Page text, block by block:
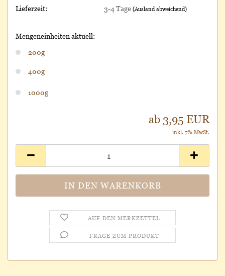
Lieferzeit:
3-4 Tage (Ausland abweichend)
Mengeneinheiten aktuell:
200g
400g
1000g
ab 3,95 EUR
inkl. 7% MwSt.
AUF DEN MERKZETTEL
FRAGE ZUM PRODUKT